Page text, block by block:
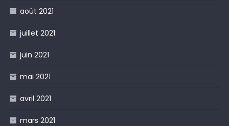
août 2021
juillet 2021
juin 2021
mai 2021
avril 2021
mars 2021